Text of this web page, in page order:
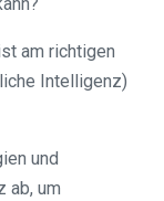
am richtigen
Intelligenz)
und
ab, um